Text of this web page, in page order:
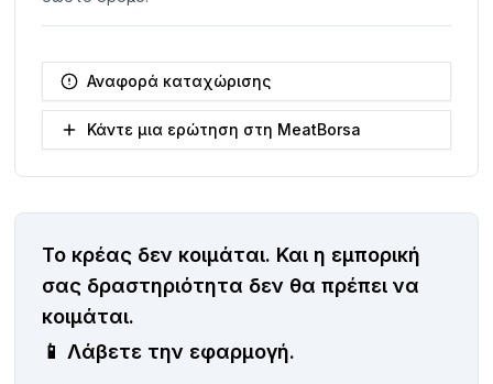
Αναφορά καταχώρισης
Κάντε μια ερώτηση στη MeatBorsa
Το κρέας δεν κοιμάται. Και η εμπορική
σας δραστηριότητα δεν θα πρέπει να
κοιμάται.
📱 Λάβετε την εφαρμογή.